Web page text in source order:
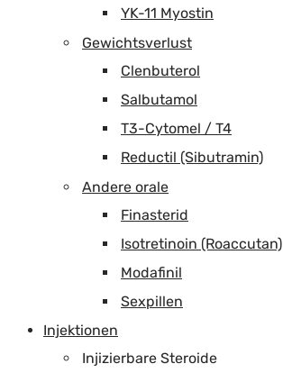
YK-11 Myostin
Gewichtsverlust
Clenbuterol
Salbutamol
T3-Cytomel / T4
Reductil (Sibutramin)
Andere orale
Finasterid
Isotretinoin (Roaccutan)
Modafinil
Sexpillen
Injektionen
Injizierbare Steroide